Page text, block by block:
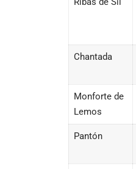
Chantada
Monforte de
Lemos
Pantón